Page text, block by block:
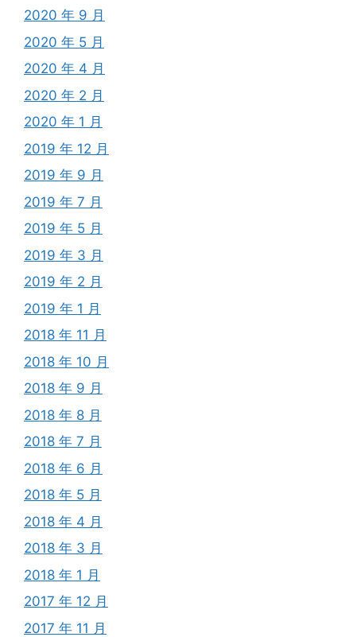
2020 年 9 月
2020 年 5 月
2020 年 4 月
2020 年 2 月
2020 年 1 月
2019 年 12 月
2019 年 9 月
2019 年 7 月
2019 年 5 月
2019 年 3 月
2019 年 2 月
2019 年 1 月
2018 年 11 月
2018 年 10 月
2018 年 9 月
2018 年 8 月
2018 年 7 月
2018 年 6 月
2018 年 5 月
2018 年 4 月
2018 年 3 月
2018 年 1 月
2017 年 12 月
2017 年 11 月